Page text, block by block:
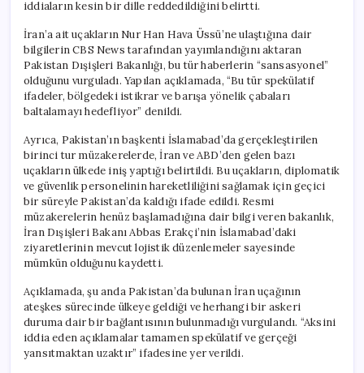
iddiaların kesin bir dille reddedildiğini belirtti.
İran’a ait uçakların Nur Han Hava Üssü’ne ulaştığına dair
bilgilerin CBS News tarafından yayımlandığını aktaran
Pakistan Dışişleri Bakanlığı, bu tür haberlerin “sansasyonel”
olduğunu vurguladı. Yapılan açıklamada, “Bu tür spekülatif
ifadeler, bölgedeki istikrar ve barışa yönelik çabaları
baltalamayı hedefliyor” denildi.
Ayrıca, Pakistan’ın başkenti İslamabad’da gerçekleştirilen
birinci tur müzakerelerde, İran ve ABD’den gelen bazı
uçakların ülkede iniş yaptığı belirtildi. Bu uçakların, diplomatik
ve güvenlik personelinin hareketliliğini sağlamak için geçici
bir süreyle Pakistan’da kaldığı ifade edildi. Resmi
müzakerelerin henüz başlamadığına dair bilgi veren bakanlık,
İran Dışişleri Bakanı Abbas Erakçi’nin İslamabad’daki
ziyaretlerinin mevcut lojistik düzenlemeler sayesinde
mümkün olduğunu kaydetti.
Açıklamada, şu anda Pakistan’da bulunan İran uçağının
ateşkes sürecinde ülkeye geldiği ve herhangi bir askeri
duruma dair bir bağlantısının bulunmadığı vurgulandı. “Aksini
iddia eden açıklamalar tamamen spekülatif ve gerçeği
yansıtmaktan uzaktır” ifadesine yer verildi.